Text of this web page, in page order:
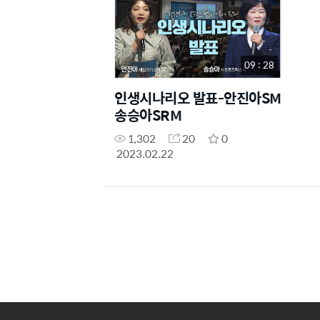
09 : 28
인생시나리오 발표-안진아SM
송승아SRM
1,302 20
0
2023.02.22